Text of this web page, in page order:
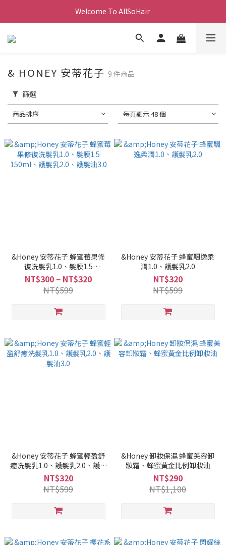
Welcome To AllSoHair
& HONEY 安蒂花子 9 件商品
篩選
商品排序 每頁顯示 48 個
&Honey 安蒂花子 蜂蜜莓果修
復洗髮乳1.0、髮膜1.5
150ml、護髮乳2.0、護髮油3.0
NT$300 ~ NT$320
NT$599
&Honey 安蒂花子 蜂蜜飄逸柔
潤1.0、護髮乳2.0
NT$320
NT$599
&Honey 安蒂花子 蜂蜜輕盈舒
癒洗髮乳1.0、護髮乳2.0、護髮
油3.0
NT$320
NT$599
&Honey 卸妝保濕 蜂蜜美容卸
妝霜、蜂蜜黃金比例卸妝油
NT$290
NT$1,100